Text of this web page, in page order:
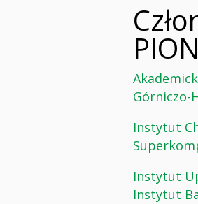
Górniczo-
Instytut
Instytut
Instytut